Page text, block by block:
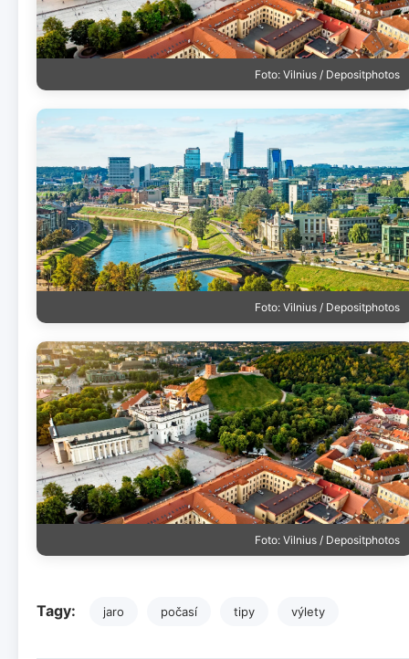
Foto: Vilnius / Depositphotos
Foto: Vilnius / Depositphotos
Foto: Vilnius / Depositphotos
Tagy: jaro počasí tipy výlety